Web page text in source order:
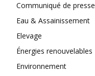
Communiqué de presse
Eau & Assainissement
Elevage
Énergies renouvelables
Environnement